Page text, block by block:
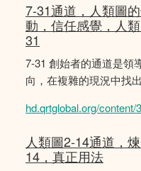
7-31通道，人類圖
動，信任感覺，人
31
7-31 創始者的通道是領
向，在複雜的現況中找
hd.qrtglobal.org/content/
人類圖2-14通道，
14，真正用法